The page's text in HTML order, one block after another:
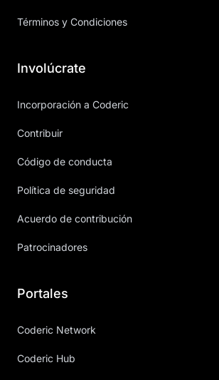
Términos y Condiciones
Involúcrate
Incorporación a Coderic
Contribuir
Código de conducta
Política de seguridad
Acuerdo de contribución
Patrocinadores
Portales
Coderic Network
Coderic Hub